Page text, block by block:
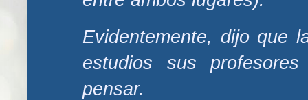
Evidentemente, dijo que
estudios sus
pensar.